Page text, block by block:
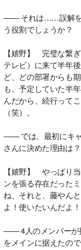
―― それは……誤解を
う役割でしょうか？
【嬉野】 完璧な繋
テレビ）に来て半年
ど、どの部署からも
も、予定していた半
んだから、続行って
（笑）。
―― では、最初にキャ
さんに決めた理由は？
【嬉野】 やっぱり
ンを張る存在だった
ね、それと、藤やん
よ！使いたいんだよ
―― 4人のメンバーが
をメインに据えたの